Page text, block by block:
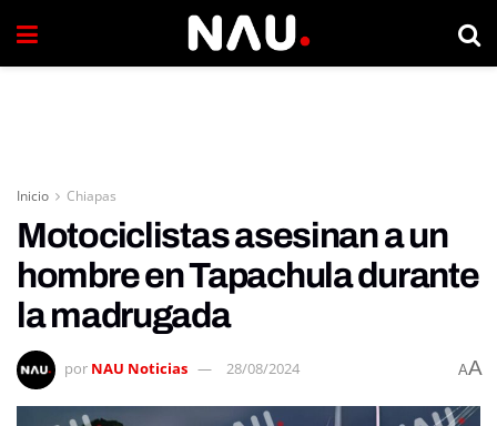
Inicio Chiapas
Motociclistas asesinan a un
hombre en Tapachula durante
la madrugada
por NAU Noticias 28/08/2024 AA